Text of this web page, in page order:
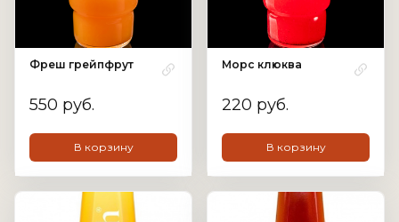
Фреш грейпфрут
550 руб.
В корзину
Морс клюква
220 руб.
В корзину